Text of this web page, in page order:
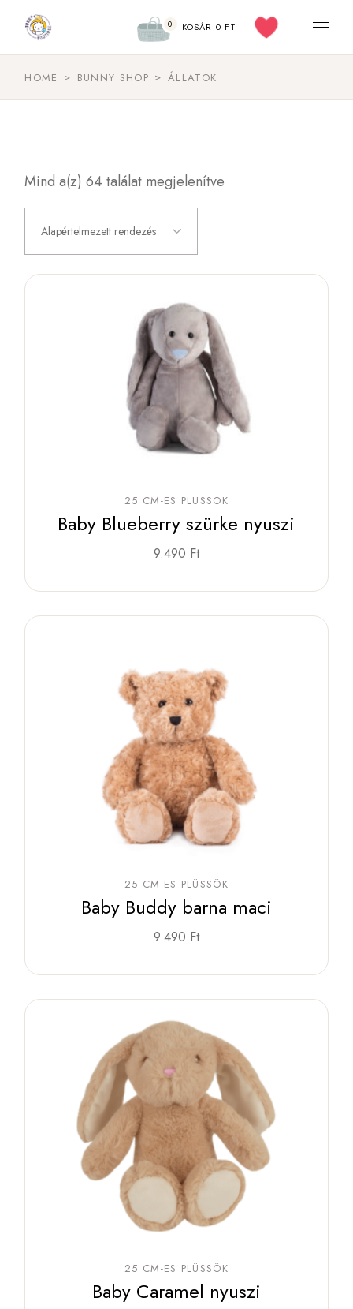
0 KOSÁR 0 FT
HOME BUNNY SHOP ÁLLATOK
Mind a(z) 64 találat megjelenítve
Alapértelmezett rendezés
25 CM-ES PLÜSSÖK
Baby Blueberry szürke nyuszi
9.490 Ft
25 CM-ES PLÜSSÖK
Baby Buddy barna maci
9.490 Ft
25 CM-ES PLÜSSÖK
Baby Caramel nyuszi